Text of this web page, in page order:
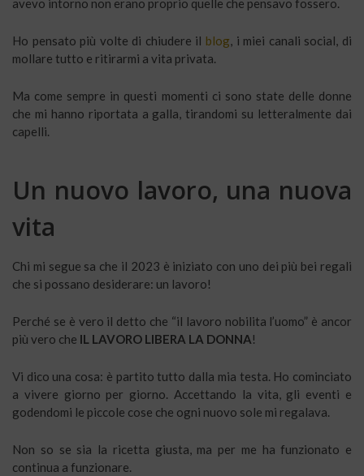
avevo intorno non erano proprio quelle che pensavo fossero.
Ho pensato più volte di chiudere il blog, i miei canali social, di
mollare tutto e ritirarmi a vita privata.
Ma come sempre in questi momenti ci sono state delle donne
che mi hanno riportata a galla, tirandomi su letteralmente dai
capelli.
Un nuovo lavoro, una nuova
vita
Chi mi segue sa che il 2023 è iniziato con uno dei più bei regali
che si possano desiderare: un lavoro!
Perché se è vero il detto che “il lavoro nobilita l’uomo” è ancor
più vero che IL LAVORO LIBERA LA DONNA!
Vi dico una cosa: è partito tutto dalla mia testa. Ho cominciato
a vivere giorno per giorno. Accettando la vita, gli eventi e
godendomi le piccole cose che ogni nuovo sole mi regalava.
Non so se sia la ricetta giusta, ma per me ha funzionato e
continua a funzionare.